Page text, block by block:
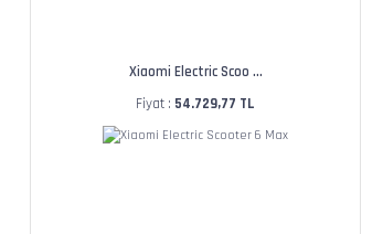
Xiaomi Electric Scoo ...
Fiyat : 54.729,77 TL